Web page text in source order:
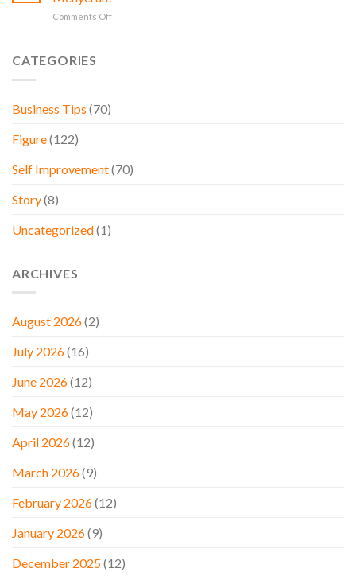
Bisnis,
Comments Offon
CATEGORIES
Business Tips (70)
Figure(122)
Self Improvement(70)
Story(8)
Uncategorized(1)
ARCHIVES
August 2026(2)
July 2026(16)
June 2026(12)
May 2026(12)
April 2026(12)
March 2026(9)
February 2026(12)
January 2026(9)
December 2025(12)